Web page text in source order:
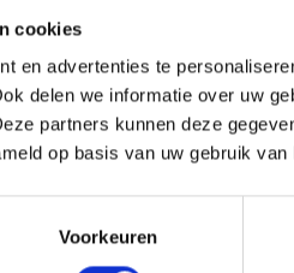
cookies
en advertenties te
delen we informatie over uw
partners kunnen deze
op basis van uw gebruik van
Voorkeuren